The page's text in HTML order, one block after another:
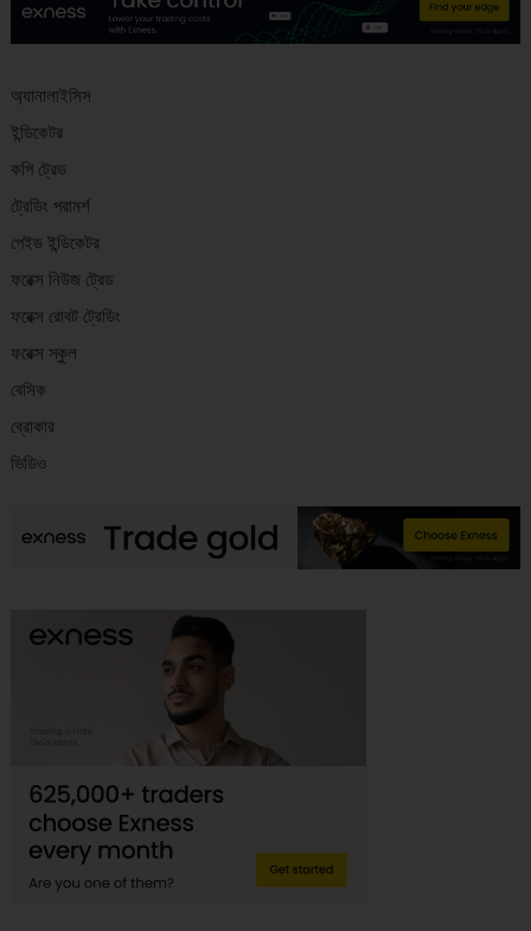
অ্যানালাইসিস
ইন্ডিকেটর
কপি ট্রেড
ট্রেডিং পরামর্শ
পেইড ইন্ডিকেটর
ফরেক্স নিউজ ট্রেড
ফরেক্স রোবট ট্রেডিং
ফরেক্স স্কুল
বেসিক
ব্রোকার
ভিডিও